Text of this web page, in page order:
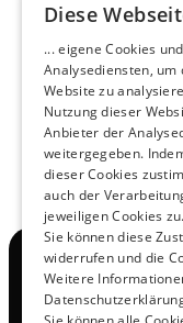
HEERO
Mehr
Diese
... eigene Cookies
Analysediensten, um
Website zu
Nutzung dieser
Anbieter der
weitergegeben.
dieser Cookies
auch der
jeweiligen Cookies zu.
Sie können diese
widerrufen und die
Weitere